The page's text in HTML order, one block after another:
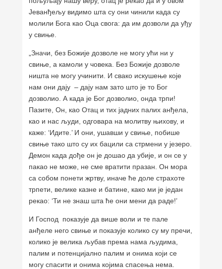
Јеванђељу видимо шта су они чинили када су
молили Бога као Оца свога: да им дозволи да уђу
у свиње.
„Значи, без Божије дозволе не могу ући ни у
свиње, а камоли у човека. Без Божије дозволе
ништа не могу учинити. И свако искушење које
нам они дају – дају нам зато што је то Бог
дозволио. А када је Бог дозволио, онда трпи!
Пазите, Он, као Отац и тих јадних палих анђела,
као и нас људи, одговара на молитву њихову, и
каже: ‘Идите.’ И они, ушавши у свиње, побише
свиње тако што су их бацили са стрмени у језеро.
Демон када дође он је дошао да убије, и он се у
пакао не може, не сме вратити празан. Он мора
са собом понети жртву, иначе ће доле страхоте
трпети, велике казне и батине, како ми је један
рекао: ‘Ти не знаш шта ће они мени да раде!’
И Господ показује да више воли и те пале
анђеле него свиње и показује колико су му пречи,
колико је велика љубав према нама људима,
палим и потенцијaлно палим и онима који се
могу спасити и онима којима спасења нема.